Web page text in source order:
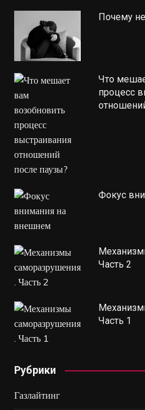
​​Почему
Что
процесс
Фокус
Часть 2
Часть 1
Рубрики
Газлайтинг